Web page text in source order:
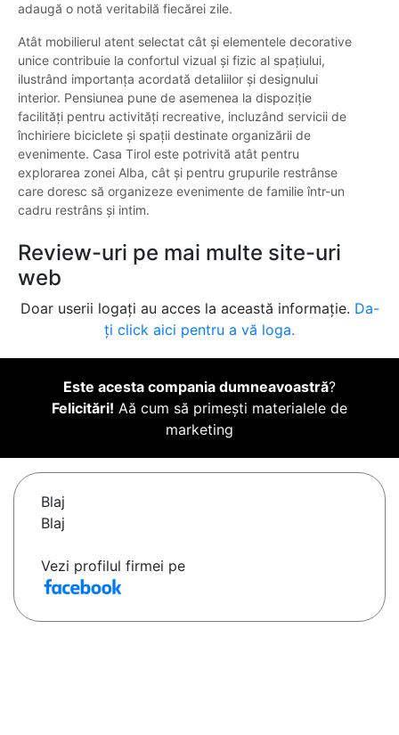
adaugă o notă veritabilă fiecărei zile.
Atât mobilierul atent selectat cât și elementele decorative
unice contribuie la confortul vizual și fizic al spațiului,
ilustrând importanța acordată detaliilor și designului
interior. Pensiunea pune de asemenea la dispoziție
facilități pentru activități recreative, incluzând servicii de
închiriere biciclete și spații destinate organizării de
evenimente. Casa Tirol este potrivită atât pentru
explorarea zonei Alba, cât și pentru grupurile restrânse
care doresc să organizeze evenimente de familie într-un
cadru restrâns și intim.
Review-uri pe mai multe site-uri
web
Doar userii logați au acces la această informație. Da-
ți click aici pentru a vă loga.
Este acesta compania dumneavoastră?
Felicitări! Aă cum să primești materialele de
marketing
Blaj
Blaj
Vezi profilul firmei pe